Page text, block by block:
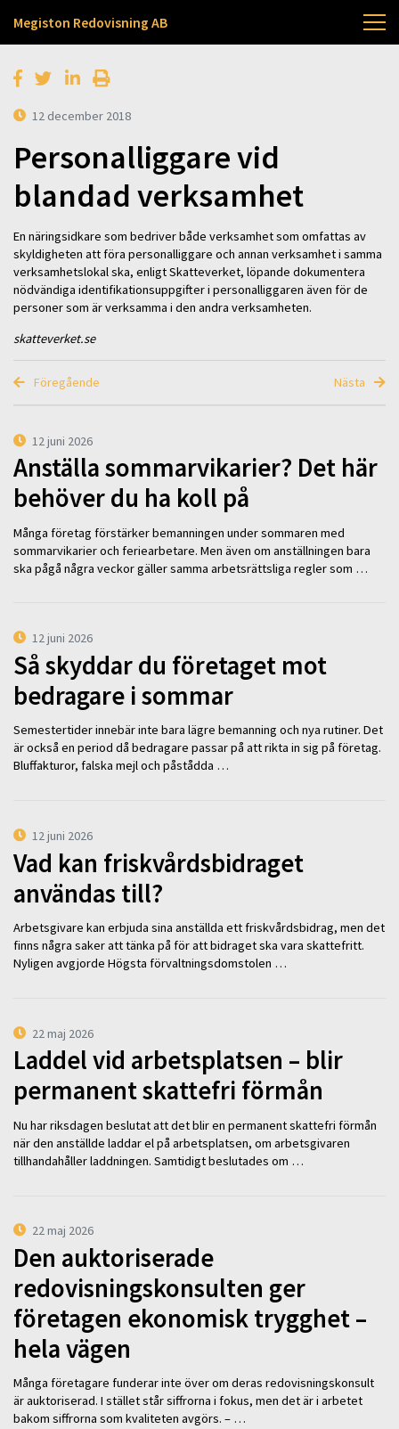
Megiston Redovisning AB
12 december 2018
Personalliggare vid
blandad verksamhet
En näringsidkare som bedriver både verksamhet som omfattas av
skyldigheten att föra personalliggare och annan verksamhet i samma
verksamhetslokal ska, enligt Skatteverket, löpande dokumentera
nödvändiga identifikationsuppgifter i personalliggaren även för de
personer som är verksamma i den andra verksamheten.
skatteverket.se
Föregående Nästa
12 juni 2026
Anställa sommarvikarier? Det här
behöver du ha koll på
Många företag förstärker bemanningen under sommaren med
sommarvikarier och feriearbetare. Men även om anställningen bara
ska pågå några veckor gäller samma arbetsrättsliga regler som …
12 juni 2026
Så skyddar du företaget mot
bedragare i sommar
Semestertider innebär inte bara lägre bemanning och nya rutiner. Det
är också en period då bedragare passar på att rikta in sig på företag.
Bluffakturor, falska mejl och påstådda …
12 juni 2026
Vad kan friskvårdsbidraget
användas till?
Arbetsgivare kan erbjuda sina anställda ett friskvårdsbidrag, men det
finns några saker att tänka på för att bidraget ska vara skattefritt.
Nyligen avgjorde Högsta förvaltningsdomstolen …
22 maj 2026
Laddel vid arbetsplatsen – blir
permanent skattefri förmån
Nu har riksdagen beslutat att det blir en permanent skattefri förmån
när den anställde laddar el på arbetsplatsen, om arbetsgivaren
tillhandahåller laddningen. Samtidigt beslutades om …
22 maj 2026
Den auktoriserade
redovisningskonsulten ger
företagen ekonomisk trygghet –
hela vägen
Många företagare funderar inte över om deras redovisningskonsult
är auktoriserad. I stället står siffrorna i fokus, men det är i arbetet
bakom siffrorna som kvaliteten avgörs. – …